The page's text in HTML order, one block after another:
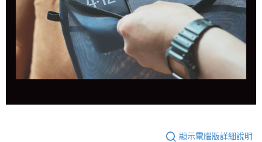
顯示電腦版詳細說明